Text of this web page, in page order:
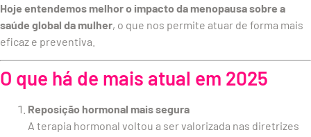
Hoje entendemos melhor o impacto da menopausa sobre a
saúde global da mulher, o que nos permite atuar de forma mais
eficaz e preventiva.
O que há de mais atual em 2025
Reposição hormonal mais segura
A terapia hormonal voltou a ser valorizada nas diretrizes